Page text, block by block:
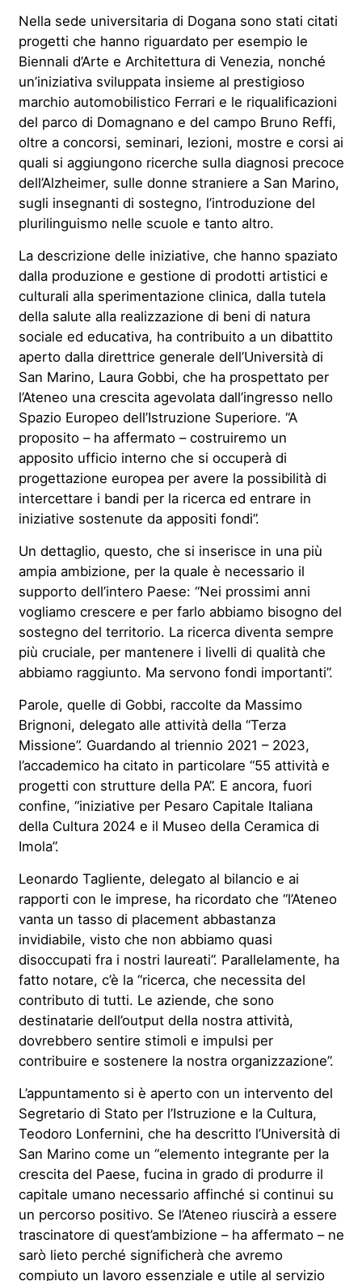
Nella sede universitaria di Dogana sono stati citati
progetti che hanno riguardato per esempio le
Biennali d’Arte e Architettura di Venezia, nonché
un’iniziativa sviluppata insieme al prestigioso
marchio automobilistico Ferrari e le riqualificazioni
del parco di Domagnano e del campo Bruno Reffi,
oltre a concorsi, seminari, lezioni, mostre e corsi ai
quali si aggiungono ricerche sulla diagnosi precoce
dell’Alzheimer, sulle donne straniere a San Marino,
sugli insegnanti di sostegno, l’introduzione del
plurilinguismo nelle scuole e tanto altro.
La descrizione delle iniziative, che hanno spaziato
dalla produzione e gestione di prodotti artistici e
culturali alla sperimentazione clinica, dalla tutela
della salute alla realizzazione di beni di natura
sociale ed educativa, ha contribuito a un dibattito
aperto dalla direttrice generale dell’Università di
San Marino, Laura Gobbi, che ha prospettato per
l’Ateneo una crescita agevolata dall’ingresso nello
Spazio Europeo dell’Istruzione Superiore. “A
proposito – ha affermato – costruiremo un
apposito ufficio interno che si occuperà di
progettazione europea per avere la possibilità di
intercettare i bandi per la ricerca ed entrare in
iniziative sostenute da appositi fondi”.
Un dettaglio, questo, che si inserisce in una più
ampia ambizione, per la quale è necessario il
supporto dell’intero Paese: “Nei prossimi anni
vogliamo crescere e per farlo abbiamo bisogno del
sostegno del territorio. La ricerca diventa sempre
più cruciale, per mantenere i livelli di qualità che
abbiamo raggiunto. Ma servono fondi importanti”.
Parole, quelle di Gobbi, raccolte da Massimo
Brignoni, delegato alle attività della “Terza
Missione”. Guardando al triennio 2021 – 2023,
l’accademico ha citato in particolare “55 attività e
progetti con strutture della PA”. E ancora, fuori
confine, “iniziative per Pesaro Capitale Italiana
della Cultura 2024 e il Museo della Ceramica di
Imola”.
Leonardo Tagliente, delegato al bilancio e ai
rapporti con le imprese, ha ricordato che “l’Ateneo
vanta un tasso di placement abbastanza
invidiabile, visto che non abbiamo quasi
disoccupati fra i nostri laureati”. Parallelamente, ha
fatto notare, c’è la “ricerca, che necessita del
contributo di tutti. Le aziende, che sono
destinatarie dell’output della nostra attività,
dovrebbero sentire stimoli e impulsi per
contribuire e sostenere la nostra organizzazione”.
L’appuntamento si è aperto con un intervento del
Segretario di Stato per l’Istruzione e la Cultura,
Teodoro Lonfernini, che ha descritto l’Università di
San Marino come un “elemento integrante per la
crescita del Paese, fucina in grado di produrre il
capitale umano necessario affinché si continui su
un percorso positivo. Se l’Ateneo riuscirà a essere
trascinatore di quest’ambizione – ha affermato – ne
sarò lieto perché significherà che avremo
compiuto un lavoro essenziale e utile al servizio